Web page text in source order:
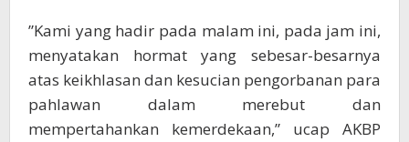
​”Kami yang hadir pada malam ini, pada jam ini,
menyatakan hormat yang sebesar-besarnya
atas keikhlasan dan kesucian pengorbanan para
pahlawan dalam merebut dan
mempertahankan kemerdekaan,” ucap AKBP